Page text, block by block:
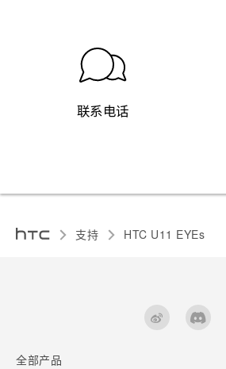
联系电话
支持 HTC U11 EYEs‎
全部产品